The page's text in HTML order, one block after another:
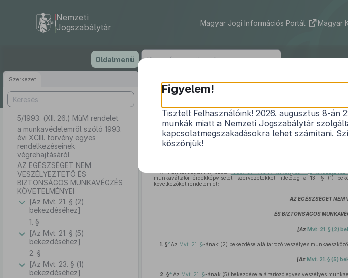
tartalomra
Nemzeti
Jogszabálytár
Magyar Jogi Információs Portál Magyar
Oldalmenü
Szerkezet
5/1993. (XII. 26.) MüM rendelet
a munkavédelemről szóló 1993.
évi XCIII. törvény egyes
rendelkezéseinek
végrehajtásáról
AZ EGÉSZSÉGET NEM
VESZÉLYEZTETŐ ÉS
BIZTONSÁGOS MUNKAVÉGZÉS
KÖVETELMÉNYEI
[Az Mvt. 21. § (2)
bekezdéséhez]
1. §
[Az Mvt. 21. § (5)
bekezdéséhez]
2. §
[Az Mvt. 23. § (1)
bekezdéséhez]
5/1993. (XII.
a munkavédelemről szóló1993. évi
A munkavédelemről szóló1993. évi XCIII. törvényben (a
munkavállalói érdekképviseleti szervezetekkel, illetőleg a 13. § (1)
következőket rendelem el:
AZ EGÉSZSÉGET NEM
ÉS BIZTONSÁGOS
[AzMvt. 21. § (2)
1. §2 Az Mvt. 21. §-ának (2) bekezdése alá tartozó veszélyes
[AzMvt. 21. § (5)
2. §4 Az Mvt. 21. §-ának (5) bekezdése alá tartozó egyes veszélyes
Figyelem!
Tisztelt Felhasználóink! 2026. augusztus 8-án
munkák miatt a Nemzeti Jogszabálytár
kapcsolatmegszakadásokra lehet számítani.
köszönjük!